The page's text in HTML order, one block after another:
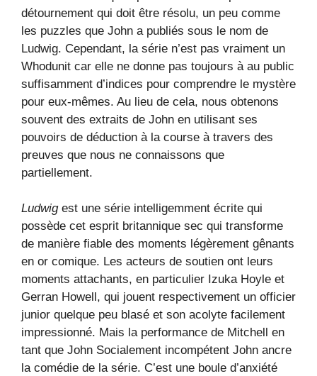
détournement qui doit être résolu, un peu comme
les puzzles que John a publiés sous le nom de
Ludwig. Cependant, la série n’est pas vraiment un
Whodunit car elle ne donne pas toujours à au public
suffisamment d’indices pour comprendre le mystère
pour eux-mêmes. Au lieu de cela, nous obtenons
souvent des extraits de John en utilisant ses
pouvoirs de déduction à la course à travers des
preuves que nous ne connaissons que
partiellement.
Ludwigest une série intelligemment écrite qui
possède cet esprit britannique sec qui transforme
de manière fiable des moments légèrement gênants
en or comique. Les acteurs de soutien ont leurs
moments attachants, en particulier Izuka Hoyle et
Gerran Howell, qui jouent respectivement un officier
junior quelque peu blasé et son acolyte facilement
impressionné. Mais la performance de Mitchell en
tant que John Socialement incompétent John ancre
la comédie de la série. C’est une boule d’anxiété